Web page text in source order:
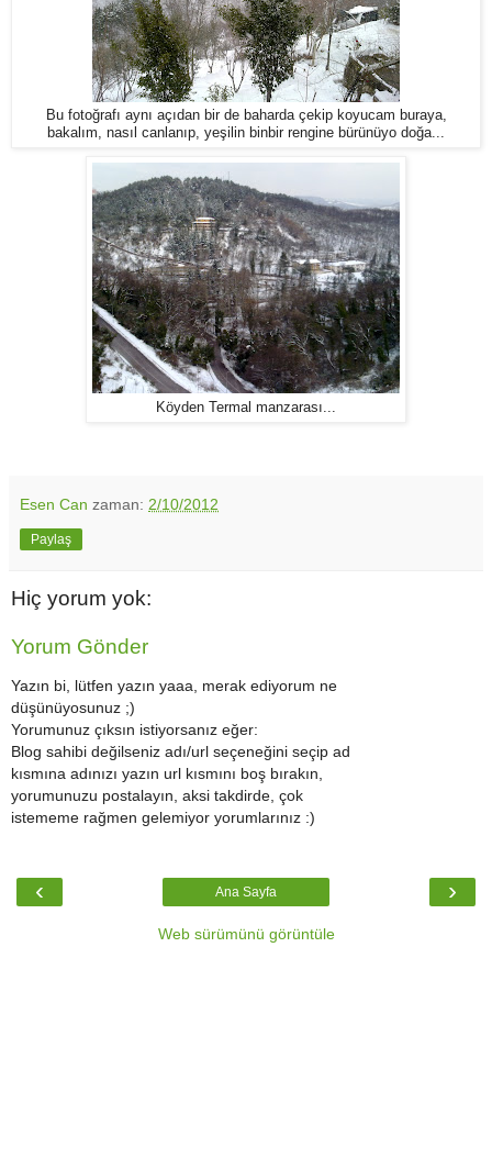
Bu fotoğrafı aynı açıdan bir de baharda çekip koyucam buraya,
bakalım, nasıl canlanıp, yeşilin binbir rengine bürünüyo doğa...
Köyden Termal manzarası...
Esen Can zaman: 2/10/2012
Paylaş
Hiç yorum yok:
Yorum Gönder
Yazın bi, lütfen yazın yaaa, merak ediyorum ne
düşünüyosunuz ;)
Yorumunuz çıksın istiyorsanız eğer:
Blog sahibi değilseniz adı/url seçeneğini seçip ad
kısmına adınızı yazın url kısmını boş bırakın,
yorumunuzu postalayın, aksi takdirde, çok
istememe rağmen gelemiyor yorumlarınız :)
‹ ›
Ana Sayfa
Web sürümünü görüntüle